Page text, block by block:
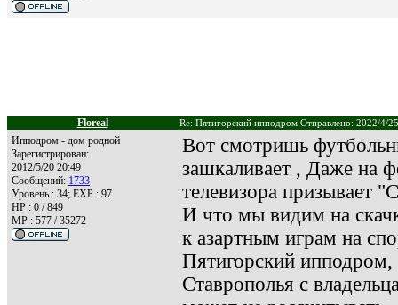
Floreal Re: Пятигорский ипподром Отправлено: 2022/4/
Ипподром - дом родной
Зарегистрирован:
2012/5/20 20:49
Сообщений: 1733
Уровень : 34; EXP : 97
HP : 0 / 849
MP : 577 / 35272
Вот смотришь
зашкаливает , Даже на
телевизора призывает
И что мы видим на
к азартным играм на
Пятигорский ипподром,
Ставрополья с